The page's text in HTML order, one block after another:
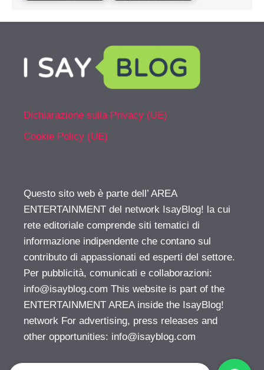
Dichiarazione sulla Privacy (UE)
Cookie Policy (UE)
Questo sito web è parte dell’ AREA
ENTERTAINMENT del network IsayBlog! la cui
rete editoriale comprende siti tematici di
informazione indipendente che contano sul
contributo di appassionati ed esperti del settore.
Per pubblicità, comunicati e collaborazioni:
info@isayblog.com This website is part of the
ENTERTAINMENT AREA inside the IsayBlog!
network For advertising, press releases and
other opportunities: info@isayblog.com